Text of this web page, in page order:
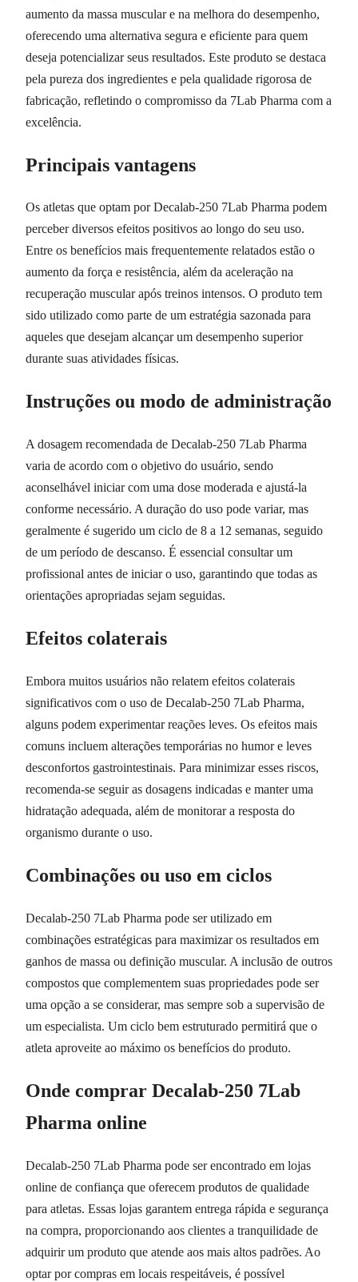
aumento da massa muscular e na melhora do desempenho,
oferecendo uma alternativa segura e eficiente para quem
deseja potencializar seus resultados. Este produto se destaca
pela pureza dos ingredientes e pela qualidade rigorosa de
fabricação, refletindo o compromisso da 7Lab Pharma com a
excelência.
Principais vantagens
Os atletas que optam por Decalab-250 7Lab Pharma podem
perceber diversos efeitos positivos ao longo do seu uso.
Entre os benefícios mais frequentemente relatados estão o
aumento da força e resistência, além da aceleração na
recuperação muscular após treinos intensos. O produto tem
sido utilizado como parte de um estratégia sazonada para
aqueles que desejam alcançar um desempenho superior
durante suas atividades físicas.
Instruções ou modo de administração
A dosagem recomendada de Decalab-250 7Lab Pharma
varia de acordo com o objetivo do usuário, sendo
aconselhável iniciar com uma dose moderada e ajustá-la
conforme necessário. A duração do uso pode variar, mas
geralmente é sugerido um ciclo de 8 a 12 semanas, seguido
de um período de descanso. É essencial consultar um
profissional antes de iniciar o uso, garantindo que todas as
orientações apropriadas sejam seguidas.
Efeitos colaterais
Embora muitos usuários não relatem efeitos colaterais
significativos com o uso de Decalab-250 7Lab Pharma,
alguns podem experimentar reações leves. Os efeitos mais
comuns incluem alterações temporárias no humor e leves
desconfortos gastrointestinais. Para minimizar esses riscos,
recomenda-se seguir as dosagens indicadas e manter uma
hidratação adequada, além de monitorar a resposta do
organismo durante o uso.
Combinações ou uso em ciclos
Decalab-250 7Lab Pharma pode ser utilizado em
combinações estratégicas para maximizar os resultados em
ganhos de massa ou definição muscular. A inclusão de outros
compostos que complementem suas propriedades pode ser
uma opção a se considerar, mas sempre sob a supervisão de
um especialista. Um ciclo bem estruturado permitirá que o
atleta aproveite ao máximo os benefícios do produto.
Onde comprar Decalab-250 7Lab
Pharma online
Decalab-250 7Lab Pharma pode ser encontrado em lojas
online de confiança que oferecem produtos de qualidade
para atletas. Essas lojas garantem entrega rápida e segurança
na compra, proporcionando aos clientes a tranquilidade de
adquirir um produto que atende aos mais altos padrões. Ao
optar por compras em locais respeitáveis, é possível